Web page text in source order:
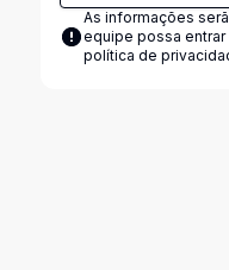
As informações
equipe possa
política de